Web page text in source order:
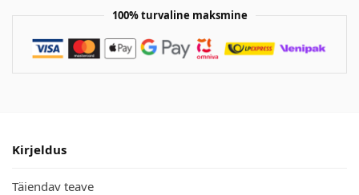
100% turvaline maksmine
Kirjeldus
Täiendav teave